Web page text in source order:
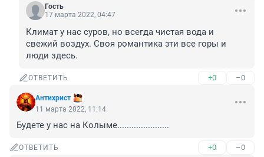
Гость
17 марта 2022, 04:47
Климат у нас суров, но всегда чистая вода и
свежий воздух. Своя романтика эти все горы и
люди здесь.
ОТВЕТИТЬ +0 –0
Антихрист
11 марта 2022, 11:14
Будете у нас на Колыме......................
ОТВЕТИТЬ +0 –0